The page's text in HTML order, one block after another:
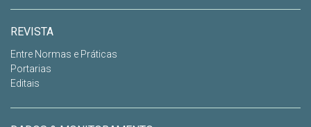
REVISTA
Entre Normas e Práticas
Portarias
Editais